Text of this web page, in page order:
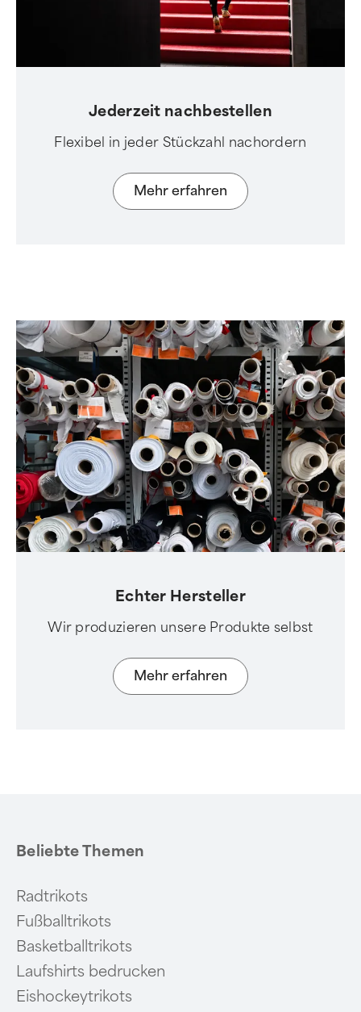
Jederzeit nachbestellen
Flexibel in jeder Stückzahl nachordern
Mehr erfahren
Echter Hersteller
Wir produzieren unsere Produkte selbst
Mehr erfahren
Beliebte Themen
Radtrikots
Fußballtrikots
Basketballtrikots
Laufshirts bedrucken
Eishockeytrikots